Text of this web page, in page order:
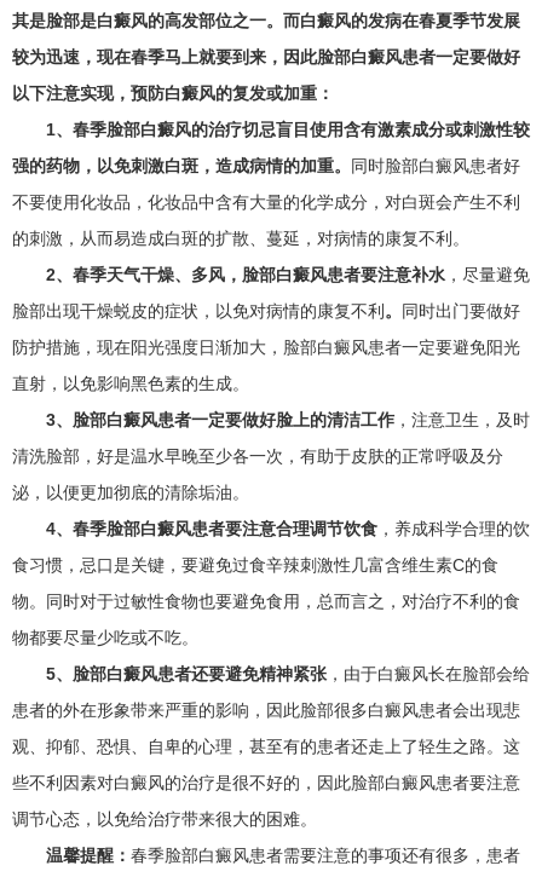
其是脸部是白癜风的高发部位之一。而白癜风的发病在春夏季节发展
较为迅速，现在春季马上就要到来，因此脸部白癜风患者一定要做好
以下注意实现，预防白癜风的复发或加重：
1、春季脸部白癜风的治疗切忌盲目使用含有激素成分或刺激性较
强的药物，以免刺激白斑，造成病情的加重。 同时脸部白癜风患者好
不要使用化妆品，化妆品中含有大量的化学成分，对白斑会产生不利
的刺激，从而易造成白斑的扩散、蔓延，对病情的康复不利。
2、春季天气干燥、多风，脸部白癜风患者要注意补水 ，尽量避免
脸部出现干燥蜕皮的症状，以免对病情的康复不利 。 同时出门要做好
防护措施，现在阳光强度日渐加大，脸部白癜风患者一定要避免阳光
直射，以免影响黑色素的生成。
3、脸部白癜风患者一定要做好脸上的清洁工作 ，注意卫生，及时
清洗脸部，好是温水早晚至少各一次，有助于皮肤的正常呼吸及分
泌，以便更加彻底的清除垢油。
4、春季脸部白癜风患者要注意合理调节饮食 ，养成科学合理的饮
食习惯，忌口是关键，要避免过食辛辣刺激性几富含维生素C的食
物。同时对于过敏性食物也要避免食用，总而言之，对治疗不利的食
物都要尽量少吃或不吃。
5、脸部白癜风患者还要避免精神紧张 ，由于白癜风长在脸部会给
患者的外在形象带来严重的影响，因此脸部很多白癜风患者会出现悲
观、抑郁、恐惧、自卑的心理，甚至有的患者还走上了轻生之路。这
些不利因素对白癜风的治疗是很不好的，因此脸部白癜风患者要注意
调节心态，以免给治疗带来很大的困难。
温馨提醒： 春季脸部白癜风患者需要注意的事项还有很多，患者